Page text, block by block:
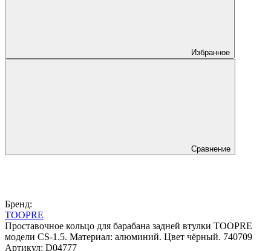
Избранное
Сравнение
Бренд:
TOOPRE
Проставочное кольцо для барабана задней втулки TOOPRE
модели CS-1.5. Материал: алюминий. Цвет чёрный. 740709
Артикул: D04777